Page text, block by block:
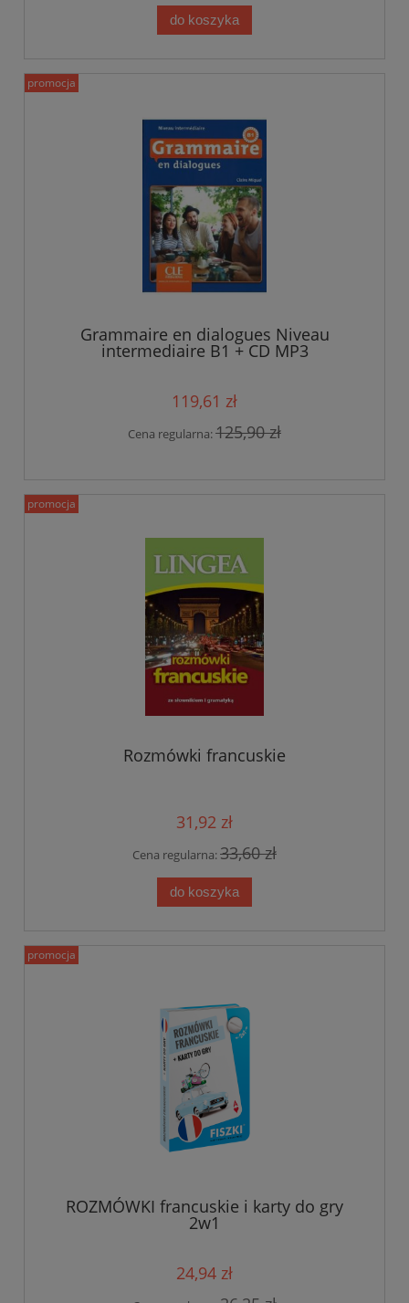
do koszyka
Grammaire en dialogues Niveau
intermediaire B1 + CD MP3
119,61 zł
Cena regularna:125,90 zł
promocja
Rozmówki francuskie
31,92 zł
Cena regularna:33,60 zł
do koszyka
promocja
ROZMÓWKI francuskie i karty do gry
2w1
24,94 zł
promocja